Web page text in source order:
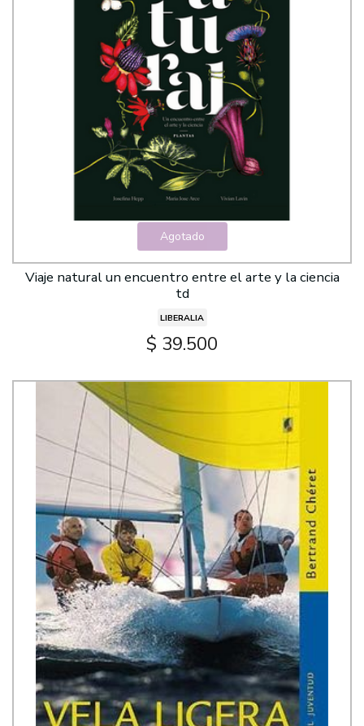
Agotado
Viaje natural un encuentro entre el arte y la ciencia
td
LIBERALIA
$ 39.500